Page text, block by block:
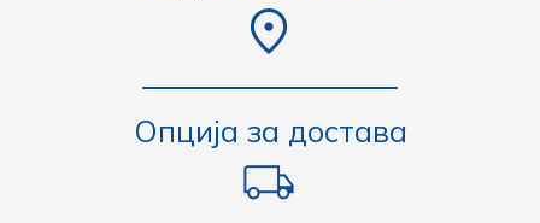
Опција за достава